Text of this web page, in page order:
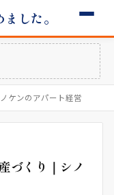
した。
ケンのアパート経営
づくり｜シノ